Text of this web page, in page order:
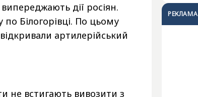
РЕКЛАМА
дії росіян.
по Білогорівці. По цьому
артилерійський
не встигають вивозити з